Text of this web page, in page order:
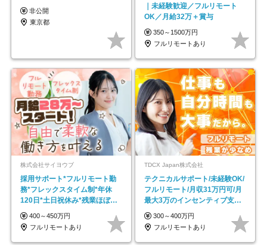
非公開
東京都
｜未経験歓迎／フルリモート
OK／月給32万＋賞与
350～1500万円
フルリモートあり
株式会社サイヨウブ
採用サポート*フルリモート勤
務*フレックスタイム制*年休
120日*土日祝休み*残業ほぼな
し*育児中社員8割以上
400～450万円
フルリモートあり
TDCX Japan株式会社
テクニカルサポート/未経験OK/
フルリモート/月収31万円可/月
最大3万のインセンティブ支給/
平均年齢33歳
300～400万円
フルリモートあり